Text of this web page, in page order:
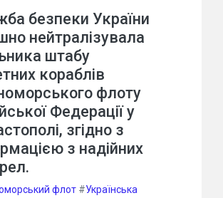
безпеки України
нейтралізувала
штабу
кораблів
флоту
Федерації у
згідно з
з надійних
флот #Українська